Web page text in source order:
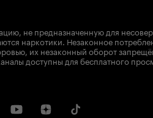
не предназначенную для
наркотики. Незаконное
их незаконный оборот
доступны для бесплатного